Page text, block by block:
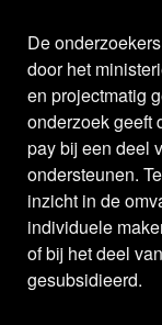
De
door het
en projectmatig
onderzoek geeft
pay bij een deel
ondersteunen.
inzicht in de
individuele
of bij het deel
gesubsidieerd.